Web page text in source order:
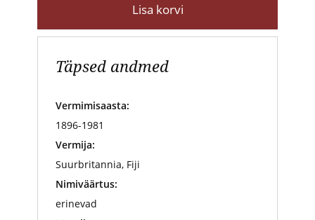
Lisa korvi
Täpsed andmed
Vermimisaasta:
1896-1981
Vermija:
Suurbritannia, Fiji
Nimiväärtus:
erinevad